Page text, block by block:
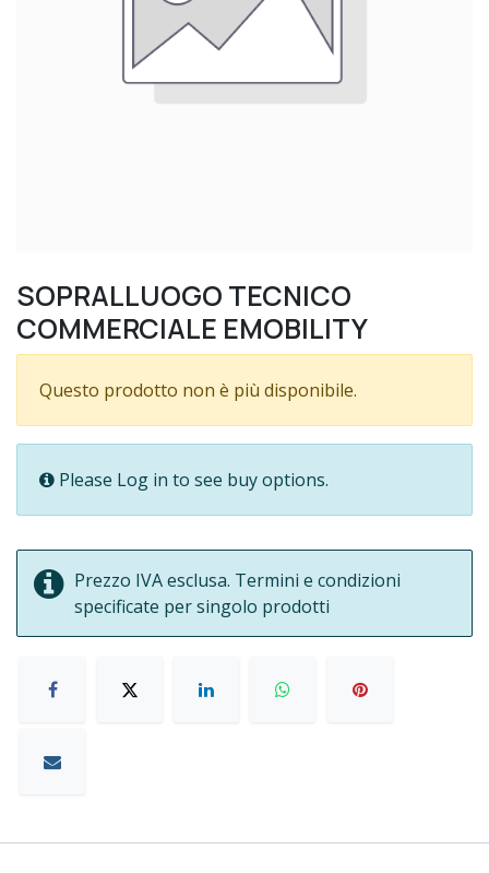
SOPRALLUOGO TECNICO
COMMERCIALE EMOBILITY
Questo prodotto non è più disponibile.
Please Log in to see buy options.
Prezzo IVA esclusa. Termini e condizioni
specificate per singolo prodotti